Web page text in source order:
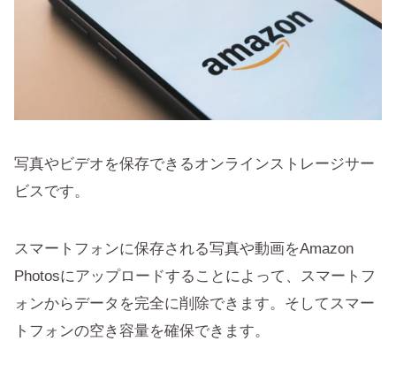
写真やビデオを保存できるオンラインストレージサー
ビスです。
スマートフォンに保存される写真や動画をAmazon
Photosにアップロードすることによって、スマートフ
ォンからデータを完全に削除できます。そしてスマー
トフォンの空き容量を確保できます。